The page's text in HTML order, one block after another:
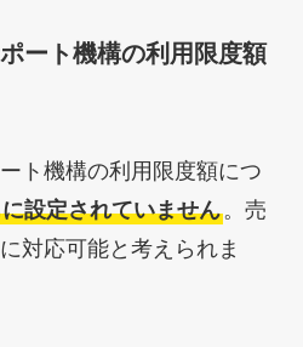
ート機構の利用限度額
ト機構の利用限度額につ
設定されていません。売
対応可能と考えられま